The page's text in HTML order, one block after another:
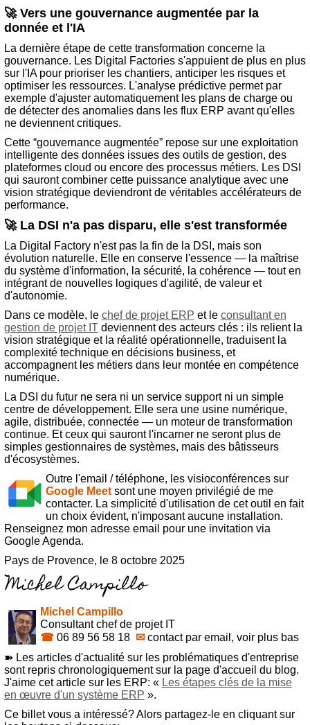
🚀 Vers une gouvernance augmentée par la
donnée et l'IA
La dernière étape de cette transformation concerne la
gouvernance. Les Digital Factories s'appuient de plus en plus
sur l'IA pour prioriser les chantiers, anticiper les risques et
optimiser les ressources. L'analyse prédictive permet par
exemple d'ajuster automatiquement les plans de charge ou
de détecter des anomalies dans les flux ERP avant qu'elles
ne deviennent critiques.
Cette “gouvernance augmentée” repose sur une exploitation
intelligente des données issues des outils de gestion, des
plateformes cloud ou encore des processus métiers. Les DSI
qui sauront combiner cette puissance analytique avec une
vision stratégique deviendront de véritables accélérateurs de
performance.
🚀 La DSI n'a pas disparu, elle s'est transformée
La Digital Factory n'est pas la fin de la DSI, mais son
évolution naturelle. Elle en conserve l'essence — la maîtrise
du système d'information, la sécurité, la cohérence — tout en
intégrant de nouvelles logiques d'agilité, de valeur et
d'autonomie.
Dans ce modèle, le chef de projet ERP et le consultant en
gestion de projet ITdeviennent des acteurs clés : ils relient la
vision stratégique et la réalité opérationnelle, traduisent la
complexité technique en décisions business, et
accompagnent les métiers dans leur montée en compétence
numérique.
La DSI du futur ne sera ni un service support ni un simple
centre de développement. Elle sera une usine numérique,
agile, distribuée, connectée — un moteur de transformation
continue. Et ceux qui sauront l'incarner ne seront plus de
simples gestionnaires de systèmes, mais des bâtisseurs
d'écosystèmes.
Outre l'email / téléphone, les visioconférences sur
Google Meetsont une moyen privilégié de me
contacter. La simplicité d'utilisation de cet outil en fait
un choix évident, n'imposant aucune installation.
Renseignez mon adresse email pour une invitation via
Google Agenda.
Pays de Provence, le 8 octobre 2025
Michel Campillo
Consultant chef de projet IT
☎ 06 89 56 58 18 ✉contact par email, voir plus bas
➽ Les articles d'actualité sur les problématiques d'entreprise
sont repris chronologiquement sur la page d'accueil du blog.
J'aime cet article sur les ERP: « Les étapes clés de la mise
en œuvre d'un système ERP ».
Ce billet vous a intéressé? Alors partagez-le en cliquant sur